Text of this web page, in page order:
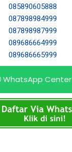
085890605888
087898984999
087898987999
089686664999
089686665999
WhatsApp Center